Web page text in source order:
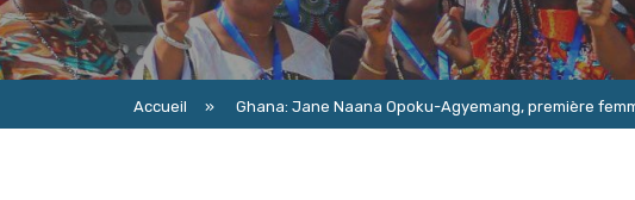
Accueil » Ghana: Jane Naana Opoku-Agyemang, première